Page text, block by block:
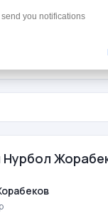
издеп журмин с
03:22 в mp3 формате
Нурбол
you notifications